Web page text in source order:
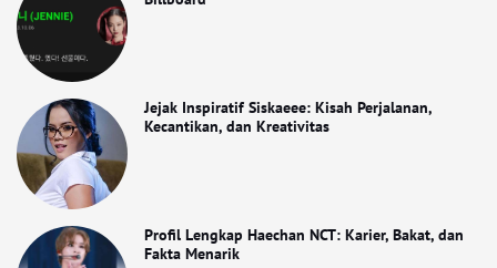
Jejak Inspiratif Siskaeee: Kisah Perjalanan,
Kecantikan, dan Kreativitas
Profil Lengkap Haechan NCT: Karier, Bakat, dan
Fakta Menarik